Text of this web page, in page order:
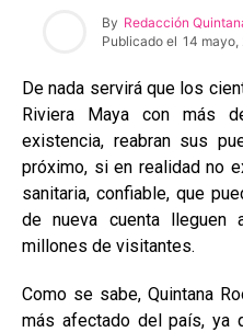
By Redacción
Publicado el 14 mayo,
De nada servirá que los
Riviera Maya con más
existencia, reabran sus
próximo, si en realidad no
sanitaria, confiable, que
de nueva cuenta
millones de visitantes.
Como se sabe, Quintana
más afectado del país, ya